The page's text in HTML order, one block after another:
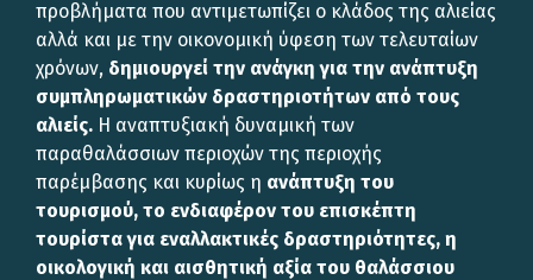
προβλήματα που αντιμετωπίζει ο κλάδος της αλιείας
αλλά και με την οικονομική ύφεση των τελευταίων
χρόνων, δημιουργεί την ανάγκη για την ανάπτυξη
συμπληρωματικών δραστηριοτήτων από τους
αλιείς. Η αναπτυξιακή δυναμική των
παραθαλάσσιων περιοχών της περιοχής
παρέμβασης και κυρίως η ανάπτυξη του
τουρισμού, το ενδιαφέρον του επισκέπτη
τουρίστα για εναλλακτικές δραστηριότητες, η
οικολογική και αισθητική αξία του θαλάσσιου